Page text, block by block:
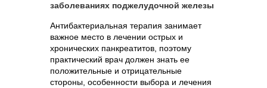
заболеваниях поджелудочной железы
Антибактериальная терапия занимает
важное место в лечении острых и
хронических панкреатитов, поэтому
практический врач должен знать ее
положительные и отрицательные
стороны, особенности выбора и лечения